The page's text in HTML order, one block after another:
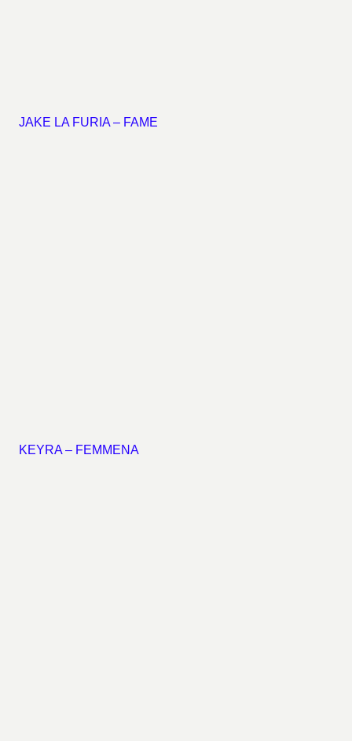
JAKE LA FURIA – FAME
KEYRA – FEMMENA